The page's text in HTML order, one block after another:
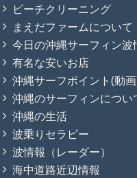
ビーチクリーニング
まえだファームについて
今日の沖縄サーフィン
有名な安いお店
沖縄サーフポイント(動
沖縄のサーフィンについ
沖縄の生活
波乗りセラピー
波情報（レーダー）
海中道路近辺情報